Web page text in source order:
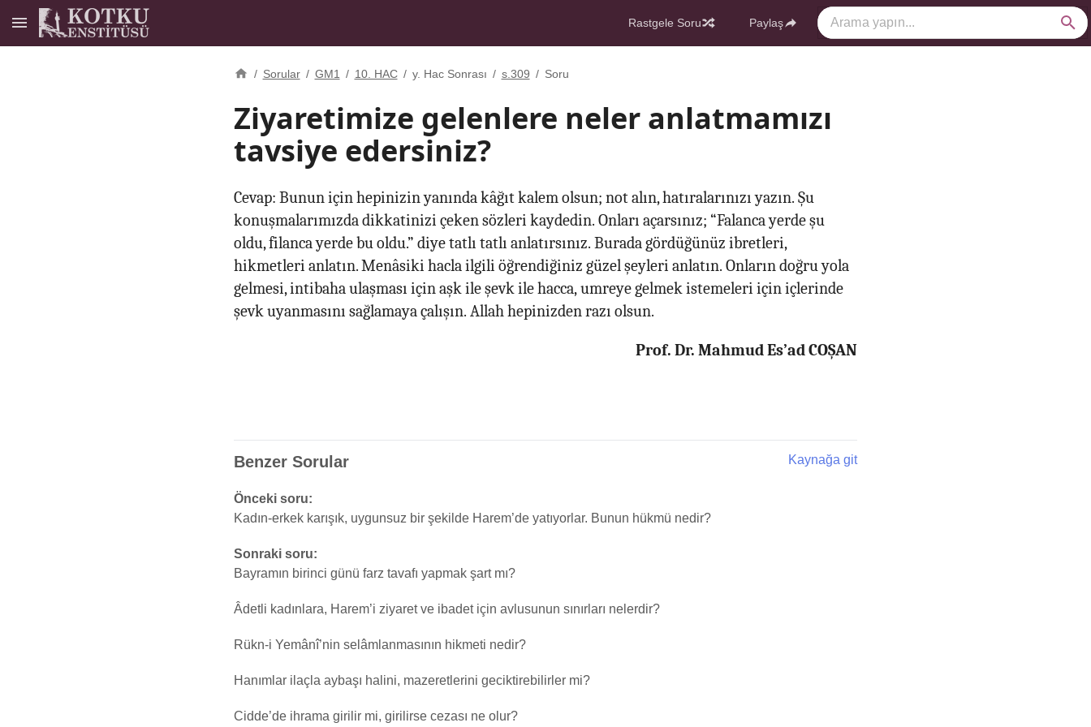
Rastgele Soru Paylaş
/ Sorular / GM1 / 10. HAC / y. Hac Sonrası / s.309 / Soru
Ziyaretimize gelenlere neler anlatmamızı
tavsiye edersiniz?
Cevap: Bunun için hepinizin yanında kâğıt kalem olsun; not alın, hatıralarınızı yazın. Şu
konuşmalarımızda dikkatinizi çeken sözleri kaydedin. Onları açarsınız; “Falanca yerde şu
oldu, filanca yerde bu oldu.” diye tatlı tatlı anlatırsınız. Burada gördüğünüz ibretleri,
hikmetleri anlatın. Menâsiki hacla ilgili öğrendiğiniz güzel şeyleri anlatın. Onların doğru yola
gelmesi, intibaha ulaşması için aşk ile şevk ile hacca, umreye gelmek istemeleri için içlerinde
şevk uyanmasını sağlamaya çalışın. Allah hepinizden razı olsun.
Prof. Dr. Mahmud Es’ad COŞAN
Benzer Sorular Kaynağa git
Önceki soru:
Kadın-erkek karışık, uygunsuz bir şekilde Harem’de yatıyorlar. Bunun hükmü nedir?
Sonraki soru:
Bayramın birinci günü farz tavafı yapmak şart mı?
Âdetli kadınlara, Harem’i ziyaret ve ibadet için avlusunun sınırları nelerdir?
Rükn-i Yemânî’nin selâmlanmasının hikmeti nedir?
Hanımlar ilaçla aybaşı halini, mazeretlerini geciktirebilirler mi?
Cidde’de ihrama girilir mi, girilirse cezası ne olur?